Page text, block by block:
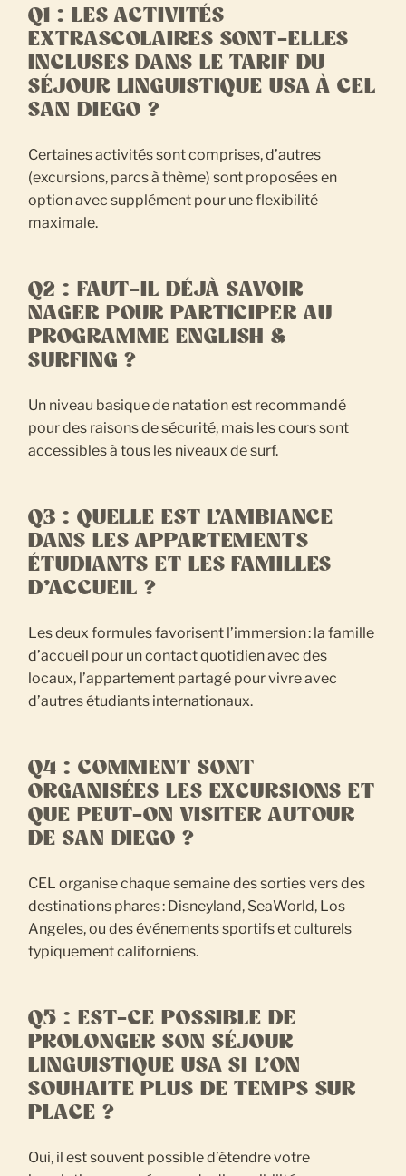
Q1 : LES ACTIVITÉS
EXTRASCOLAIRES SONT-ELLES
INCLUSES DANS LE TARIF DU
SÉJOUR LINGUISTIQUE USA À CEL
SAN DIEGO ?
Certaines activités sont comprises, d’autres
(excursions, parcs à thème) sont proposées en
option avec supplément pour une flexibilité
maximale.
Q2 : FAUT-IL DÉJÀ SAVOIR
NAGER POUR PARTICIPER AU
PROGRAMME ENGLISH &
SURFING ?
Un niveau basique de natation est recommandé
pour des raisons de sécurité, mais les cours sont
accessibles à tous les niveaux de surf.
Q3 : QUELLE EST L’AMBIANCE
DANS LES APPARTEMENTS
ÉTUDIANTS ET LES FAMILLES
D’ACCUEIL ?
Les deux formules favorisent l’immersion : la famille
d’accueil pour un contact quotidien avec des
locaux, l’appartement partagé pour vivre avec
d’autres étudiants internationaux.
Q4 : COMMENT SONT
ORGANISÉES LES EXCURSIONS ET
QUE PEUT-ON VISITER AUTOUR
DE SAN DIEGO ?
CEL organise chaque semaine des sorties vers des
destinations phares : Disneyland, SeaWorld, Los
Angeles, ou des événements sportifs et culturels
typiquement californiens.
Q5 : EST-CE POSSIBLE DE
PROLONGER SON SÉJOUR
LINGUISTIQUE USA SI L’ON
SOUHAITE PLUS DE TEMPS SUR
PLACE ?
Oui, il est souvent possible d’étendre votre